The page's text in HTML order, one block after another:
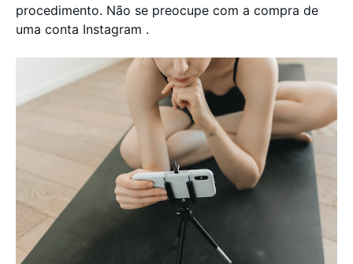
procedimento. Não se preocupe com a compra de
uma conta Instagram .